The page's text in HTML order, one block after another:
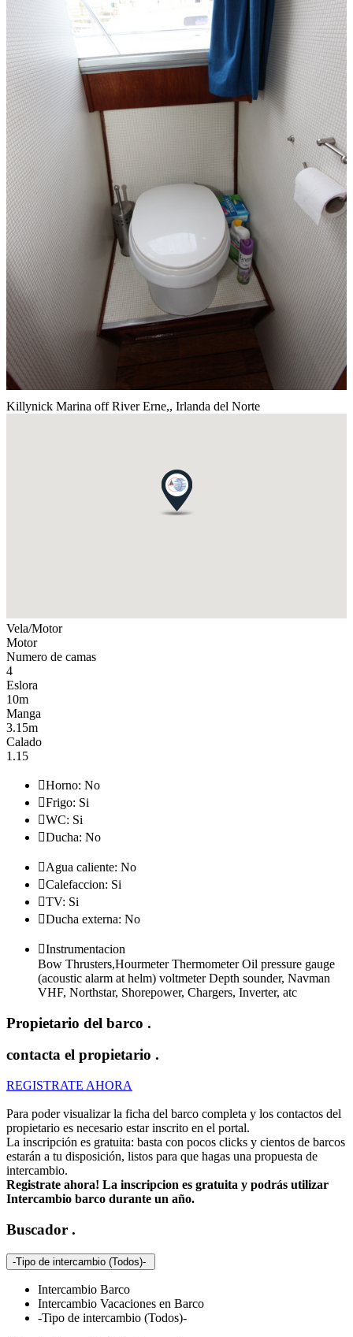
Killynick Marina off River Erne,, Irlanda del Norte
Vela/Motor
Motor
Numero de camas
4
Eslora
10m
Manga
3.15m
Calado
1.15
Horno: No
Frigo: Si
WC: Si
Ducha: No
Agua caliente: No
Calefaccion: Si
TV: Si
Ducha externa: No
Instrumentacion
Bow Thrusters,Hourmeter Thermometer Oil pressure gauge
(acoustic alarm at helm) voltmeter Depth sounder, Navman
VHF, Northstar, Shorepower, Chargers, Inverter, atc
Propietario del barco .
contacta el propietario .
REGISTRATE AHORA
Para poder visualizar la ficha del barco completa y los contactos del
propietario es necesario estar inscrito en el portal.
La inscripción es gratuita: basta con pocos clicks y cientos de barcos
estarán a tu disposición, listos para que hagas una propuesta de
intercambio.
Registrate ahora! La inscripcion es gratuita y podrás utilizar
Intercambio barco durante un año.
Buscador .
-Tipo de intercambio (Todos)-
Intercambio Barco
Intercambio Vacaciones en Barco
-Tipo de intercambio (Todos)-